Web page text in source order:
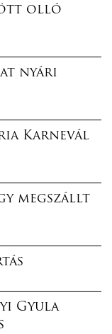
olló
nyári
Karnevál
megszállt
Gyula